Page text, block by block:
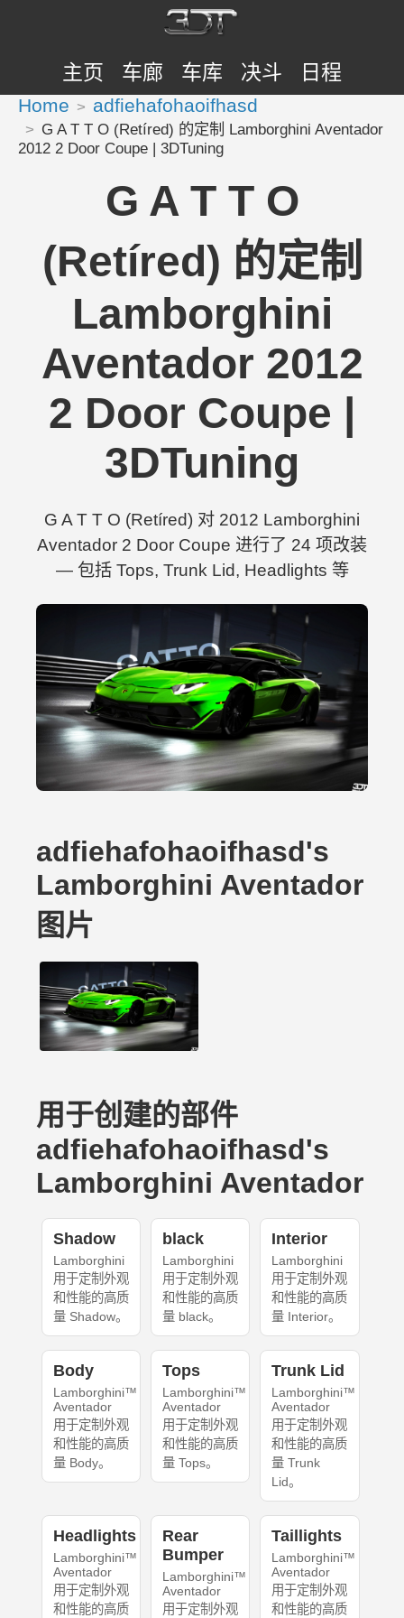
主页 车廊 车库 决斗 日程
Home adfiehafohaoifhasd
G A T T O (Retíred) 的定制 Lamborghini Aventador
2012 2 Door Coupe | 3DTuning
G A T T O
(Retíred) 的定制
Lamborghini
Aventador 2012
2 Door Coupe |
3DTuning
G A T T O (Retíred) 对 2012 Lamborghini
Aventador 2 Door Coupe 进行了 24 项改装
— 包括 Tops, Trunk Lid, Headlights 等
adfiehafohaoifhasd's
Lamborghini Aventador
图片
用于创建的部件
adfiehafohaoifhasd's
Lamborghini Aventador
Shadow
Lamborghini
用于定制外观
和性能的高质
量 Shadow。
black
Lamborghini
用于定制外观
和性能的高质
量 black。
Interior
Lamborghini
用于定制外观
和性能的高质
量 Interior。
Body
Lamborghini™
Aventador
用于定制外观
和性能的高质
量 Body。
Tops
Lamborghini™
Aventador
用于定制外观
和性能的高质
量 Tops。
Trunk Lid
Lamborghini™
Aventador
用于定制外观
和性能的高质
量 Trunk
Lid。
Headlights
Lamborghini™
Aventador
用于定制外观
和性能的高质
Rear
Bumper
Lamborghini™
Aventador
用于定制外观
Taillights
Lamborghini™
Aventador
用于定制外观
和性能的高质